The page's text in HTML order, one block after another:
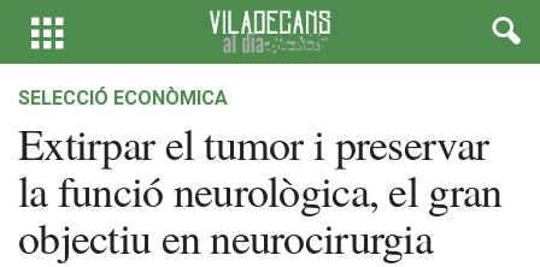
SELECCIÓ ECONÒMICA
Extirpar el tumor i preservar
la funció neurològica, el gran
objectiu en neurocirurgia